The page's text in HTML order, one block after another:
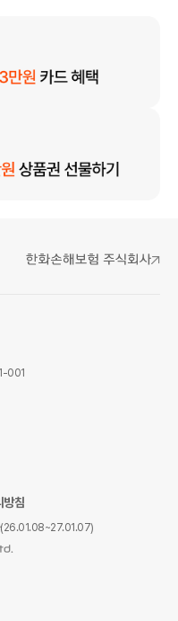
001
방침
(26.01.08~27.01.07)